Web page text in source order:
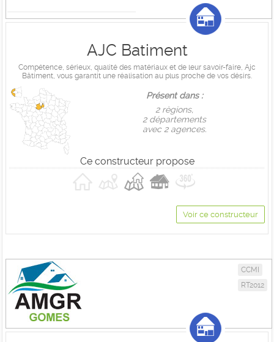
AJC Batiment
Compétence, sérieux, qualité des matériaux et de leur savoir-faire, Ajc
Bâtiment, vous garantit une réalisation au plus proche de vos désirs.
Présent dans :
2 règions,
2 départements
avec 2 agences.
Ce constructeur propose
Voir ce constructeur
CCMI
RT2012